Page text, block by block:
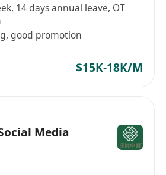
14 days annual leave, OT
good promotion
$15K-18K/M
Media